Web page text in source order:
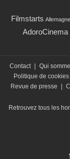
Filmstarts Allemagne
AdoroCinema
Contact Qui
Politique de cookies
Revue de presse
Retrouvez tous les